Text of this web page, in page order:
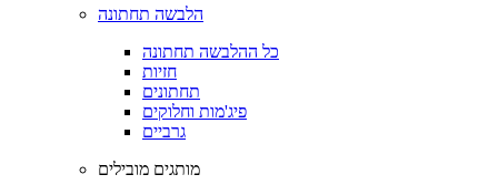
הלבשה תחתונה
כל ההלבשה תחתונה
חזיות
תחתונים
פיג'מות וחלוקים
גרביים
מותגים מובילים